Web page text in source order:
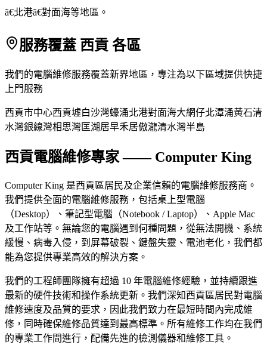
ã€北港ã€對面海等地區。
服務覆蓋 西貢 各區
我們的電腦維修服務覆蓋新界地區，專注為以下區域提供快捷
上門服務
西貢市中心西貢墟白沙灣蠔涌北港對面海大網仔北潭涌黃石清
水灣銀線灣相思灣 匡湖居早禾居傲瀧清水灣半島
西貢電腦維修專家 —— Computer King
Computer King 是西貢區居民及企業信賴的電腦維修服務商。
我們提供全面的電腦維修服務，包括桌上型電腦
（Desktop）、筆記型電腦（Notebook / Laptop）、Apple Mac
及工作站等。無論您的電腦遇到何種問題，從無法開機、系統
緩慢、病毒入侵，到屏幕破裂、鍵盤失靈、電池老化，我們都
能為您提供專業高效的解決方案。
我們的工程師團隊擁有超過 10 年電腦維修經驗，並持續跟進
最新的硬件技術和操作系統更新。我們深知西貢區居民對電腦
維修速度及品質的要求，因此我們致力在最短時間內完成維
修，同時確保維修品質達到最高標準。所有維修工作均在我們
的專業工作間進行，配備先進的檢測儀器和維修工具。